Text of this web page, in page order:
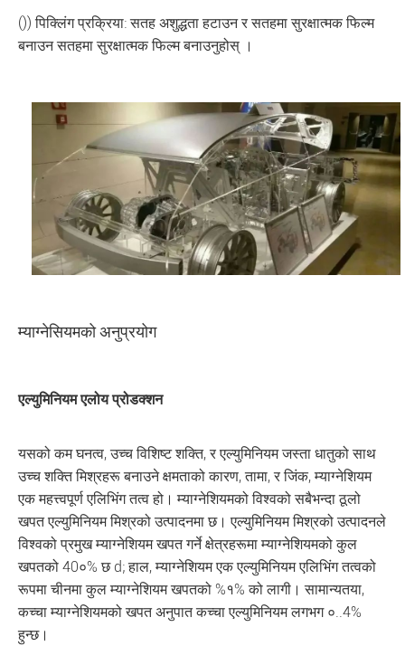
()) पिक्लिंग प्रक्रिया: सतह अशुद्धता हटाउन र सतहमा सुरक्षात्मक फिल्म
बनाउन सतहमा सुरक्षात्मक फिल्म बनाउनुहोस् ।
म्याग्नेसियमको अनुप्रयोग
एल्युमिनियम एलोय प्रोडक्शन
यसको कम घनत्व, उच्च विशिष्ट शक्ति, र एल्युमिनियम जस्ता धातुको साथ
उच्च शक्ति मिश्रहरू बनाउने क्षमताको कारण, तामा, र जिंक, म्याग्नेशियम
एक महत्त्वपूर्ण एलिभिंग तत्व हो। म्याग्नेशियमको विश्वको सबैभन्दा ठूलो
खपत एल्युमिनियम मिश्रको उत्पादनमा छ। एल्युमिनियम मिश्रको उत्पादनले
विश्वको प्रमुख म्याग्नेशियम खपत गर्ने क्षेत्रहरूमा म्याग्नेशियमको कुल
खपतको 40०% छ d; हाल, म्याग्नेशियम एक एल्युमिनियम एलिभिंग तत्वको
रूपमा चीनमा कुल म्याग्नेशियम खपतको %१% को लागी। सामान्यतया,
कच्चा म्याग्नेशियमको खपत अनुपात कच्चा एल्युमिनियम लगभग ०..4%
हुन्छ।